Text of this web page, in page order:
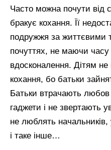
Часто можна почути від
бракує кохання. Її
подружжя за життєвими
почуттях, не маючи часу
вдосконалення. Дітям не
кохання, бо батьки
Батьки втрачають любов
гаджети і не звертають
не люблять начальників,
і таке інше…